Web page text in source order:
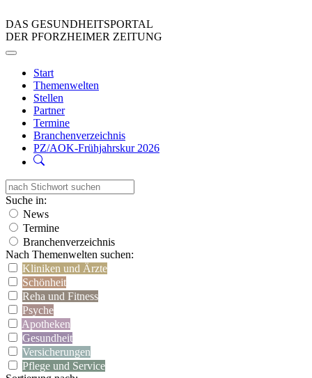
DAS GESUNDHEITSPORTAL
DER PFORZHEIMER ZEITUNG
Start
Themenwelten
Stellen
Partner
Termine
Branchenverzeichnis
PZ/AOK-Frühjahrskur 2026
Suche in:
News
Termine
Branchenverzeichnis
Nach Themenwelten suchen:
Kliniken und Ärzte
Schönheit
Reha und Fitness
Psyche
Apotheken
Gesundheit
Versicherungen
Pflege und Service